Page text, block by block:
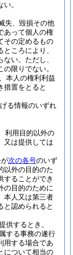
。
失、毀損その他
あって個人の権
その定めるもの
ころにより、
い。 ただし、
限りでない。
本人の権利利益
措置をとると
る情報のいずれ
利用目的以外の
又は提供しては
次の各号のいず
以外の目的のた
することができ
の目的のために
本人又は第三者
と認められると
供するとき。
する事務の遂行
用する場合であ
について相当の